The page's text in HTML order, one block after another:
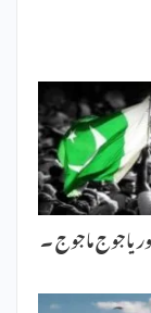
یاجوج ماجوج ۔